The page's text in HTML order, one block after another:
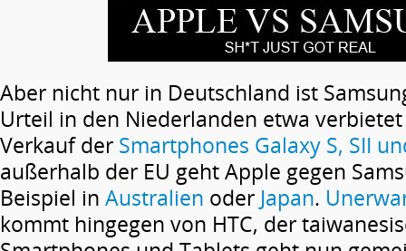
Aber nicht nur in Deutschland ist
Urteil in den Niederlanden etwa
Verkauf der Smartphones Galaxy S, SII
außerhalb der EU geht Apple gegen
Beispiel in Australien oder Japan.
kommt hingegen von HTC, der